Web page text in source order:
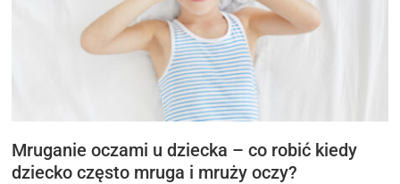
Mruganie oczami u dziecka – co robić kiedy
dziecko często mruga i mruży oczy?